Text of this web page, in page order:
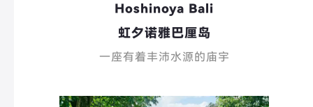
Hoshinoya Bali
虹夕诺雅巴厘岛
一座有着丰沛水源的庙宇